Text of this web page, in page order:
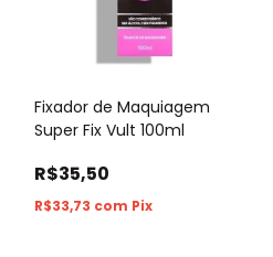
Fixador de Maquiagem
Super Fix Vult 100ml
R$35,50
R$33,73 com Pix